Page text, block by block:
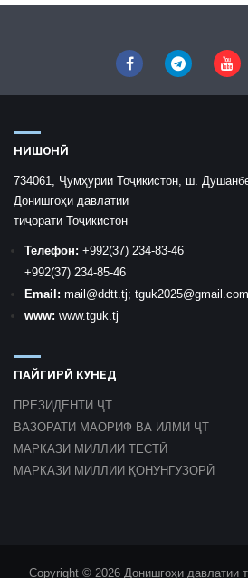
НИШОНӢ
734061, Ҷумҳурии Тоҷикистон, ш.
Донишгоҳи давлатии
тиҷорати Тоҷикистон
Телефон: +992(37) 234-83-46
+992(37) 234-85-46
Email: mail@ddtt.tj; tguk2025@gmail.com
www: www.tguk.tj
ПАЙГИРӢ КУНЕД
ПРЕЗИДЕНТИ ҶТ
ВАЗОРАТИ МАОРИФ ВА ИЛМИ ҶТ
МАРКАЗИ МИЛЛИИ ТЕСТӢ
МАРКАЗИ МИЛЛИИ ҚОНУНГУЗОРӢ
Copyright © 2026 Донишгоҳи давлатии